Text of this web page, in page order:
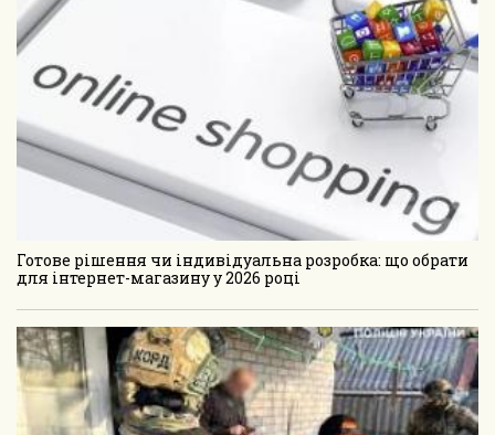
Готове рішення чи індивідуальна розробка: що обрати
для інтернет-магазину у 2026 році